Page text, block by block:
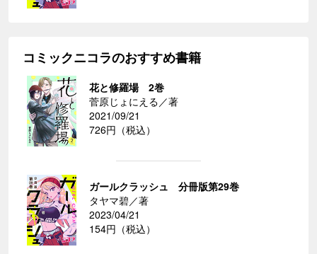
コミックニコラのおすすめ書籍
花と修羅場 2巻
菅原じょにえる／著
2021/09/21
726円（税込）
ガールクラッシュ 分冊版第29巻
タヤマ碧／著
2023/04/21
154円（税込）